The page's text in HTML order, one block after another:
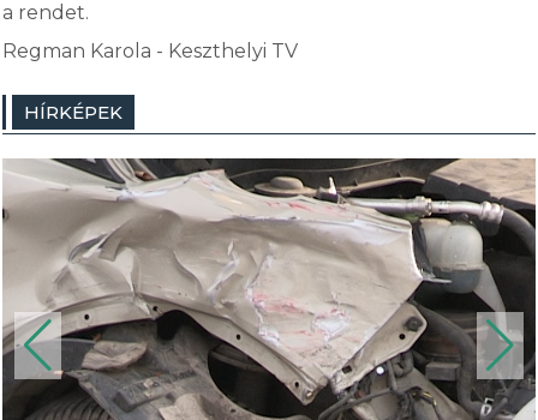
a rendet.
Regman Karola - Keszthelyi TV
HÍRKÉPEK